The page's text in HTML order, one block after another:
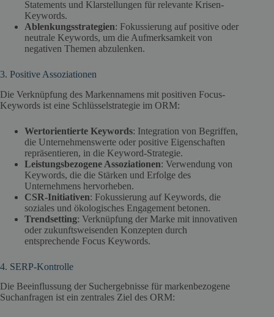
Statements und Klarstellungen für relevante Krisen-
Keywords.
Ablenkungsstrategien: Fokussierung auf positive oder
neutrale Keywords, um die Aufmerksamkeit von
negativen Themen abzulenken.
3. Positive Assoziationen
Die Verknüpfung des Markennamens mit positiven Focus-
Keywords ist eine Schlüsselstrategie im ORM:
Wertorientierte Keywords: Integration von Begriffen,
die Unternehmenswerte oder positive Eigenschaften
repräsentieren, in die Keyword-Strategie.
Leistungsbezogene Assoziationen: Verwendung von
Keywords, die die Stärken und Erfolge des
Unternehmens hervorheben.
CSR-Initiativen: Fokussierung auf Keywords, die
soziales und ökologisches Engagement betonen.
Trendsetting: Verknüpfung der Marke mit innovativen
oder zukunftsweisenden Konzepten durch
entsprechende Focus Keywords.
4. SERP-Kontrolle
Die Beeinflussung der Suchergebnisse für markenbezogene
Suchanfragen ist ein zentrales Ziel des ORM: